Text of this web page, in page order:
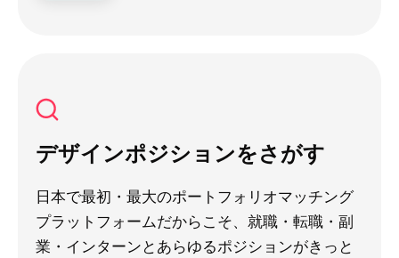
デザインポジションをさがす
日本で最初・最大のポートフォリオマッチング
プラットフォームだからこそ、就職・転職・副
業・インターンとあらゆるポジションがきっと